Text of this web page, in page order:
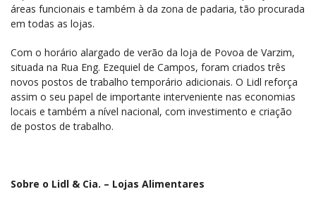
áreas funcionais e também à da zona de padaria, tão procurada
em todas as lojas.
Com o horário alargado de verão da loja de Povoa de Varzim,
situada na Rua Eng. Ezequiel de Campos, foram criados três
novos postos de trabalho temporário adicionais. O Lidl reforça
assim o seu papel de importante interveniente nas economias
locais e também a nível nacional, com investimento e criação
de postos de trabalho.
Sobre o Lidl & Cia. – Lojas Alimentares